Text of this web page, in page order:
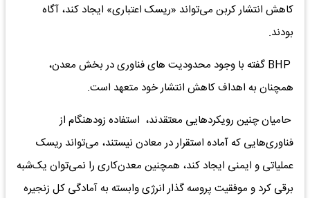
کاهش انتشار کربن می‌تواند «ریسک اعتباری» ایجاد کند، آگاه
بودند.
BHP گفته با وجود محدودیت های فناوری در بخش معدن،
همچنان به اهداف کاهش انتشار خود متعهد است.
حامیان چنین رویکردهایی معتقدند، استفاده زودهنگام از
فناوری‌هایی که آماده استقرار در معادن نیستند، می‌تواند ریسک
عملیاتی و ایمنی ایجاد کند، همچنین معدن‌کاری را نمی‌توان یک‌شبه
برقی کرد و موفقیت پروسه گذار انرژی وابسته به آمادگی کل زنجیره